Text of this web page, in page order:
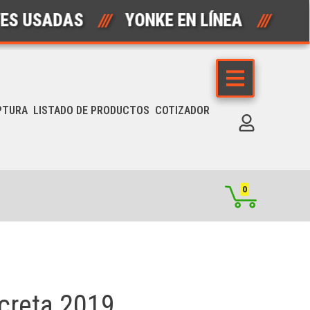
/// YONKE EN LÍNEA ///
LISTADO DE PRODUCTOS COTIZADOR
0